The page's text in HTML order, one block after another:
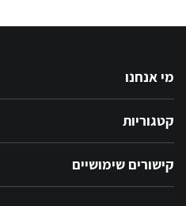
מי אנחנו
קטגוריות
קישורים שימושיים